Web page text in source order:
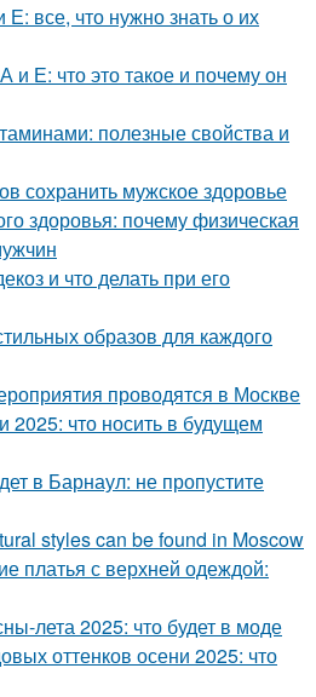
все, что нужно знать о их
Е: что это такое и почему он
полезные свойства и
сохранить мужское здоровье
здоровья: почему физическая
и что делать при его
образов для каждого
проводятся в Москве
что носить в будущем
в Барнаул: не пропустите
styles can be found in Moscow
платья с верхней одеждой:
лета 2025: что будет в моде
оттенков осени 2025: что